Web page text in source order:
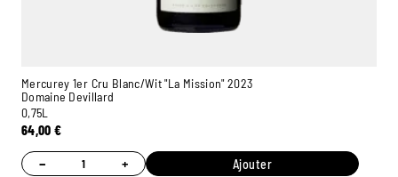
Mercurey 1er Cru Blanc/Wit "La Mission" 2023
Domaine Devillard
0,75L
64,00€
− + Ajouter